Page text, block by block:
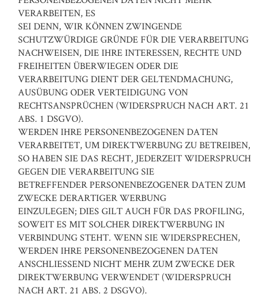
VERARBEITEN, ES
SEI DENN, WIR KÖNNEN ZWINGENDE
SCHUTZWÜRDIGE GRÜNDE FÜR DIE VERARBEITUNG
NACHWEISEN, DIE IHRE INTERESSEN, RECHTE UND
FREIHEITEN ÜBERWIEGEN ODER DIE
VERARBEITUNG DIENT DER GELTENDMACHUNG,
AUSÜBUNG ODER VERTEIDIGUNG VON
RECHTSANSPRÜCHEN (WIDERSPRUCH NACH ART. 21
ABS. 1 DSGVO).
WERDEN IHRE PERSONENBEZOGENEN DATEN
VERARBEITET, UM DIREKTWERBUNG ZU BETREIBEN,
SO HABEN SIE DAS RECHT, JEDERZEIT WIDERSPRUCH
GEGEN DIE VERARBEITUNG SIE
BETREFFENDER PERSONENBEZOGENER DATEN ZUM
ZWECKE DERARTIGER WERBUNG
EINZULEGEN; DIES GILT AUCH FÜR DAS PROFILING,
SOWEIT ES MIT SOLCHER DIREKTWERBUNG IN
VERBINDUNG STEHT. WENN SIE WIDERSPRECHEN,
WERDEN IHRE PERSONENBEZOGENEN DATEN
ANSCHLIESSEND NICHT MEHR ZUM ZWECKE DER
DIREKTWERBUNG VERWENDET (WIDERSPRUCH
NACH ART. 21 ABS. 2 DSGVO).